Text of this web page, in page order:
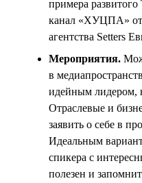
примера
канал «ХУЦПА» от
агентства Setters
Мероприятия.
в
идейным лидером,
Отраслевые и
заявить о себе в
Идеальным
спикера с
полезен и